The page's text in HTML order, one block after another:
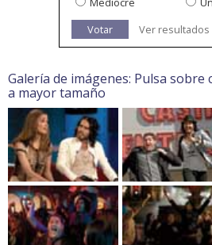
Votar
Ver resultados
Galería de imágenes: Pulsa sobre
a mayor tamaño